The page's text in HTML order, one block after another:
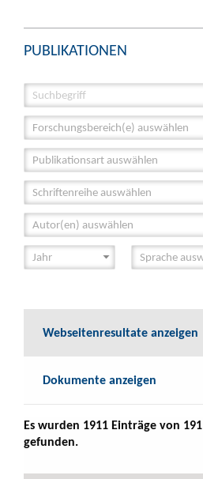
PUBLIKATIONEN
Forschungsbereich(e) auswählen
Publikationsart auswählen
Schriftenreihe auswählen
Autor(en) auswählen
Webseitenresultate anzeigen
Dokumente anzeigen
Es wurden 1911 Einträge von
gefunden.